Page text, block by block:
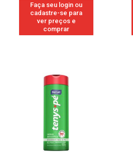
Faça seu login ou
cadastre-se para
ver preços e
comprar